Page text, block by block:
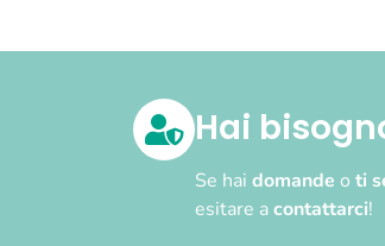
Hai
Se hai domande o ti
esitare acontattarci!